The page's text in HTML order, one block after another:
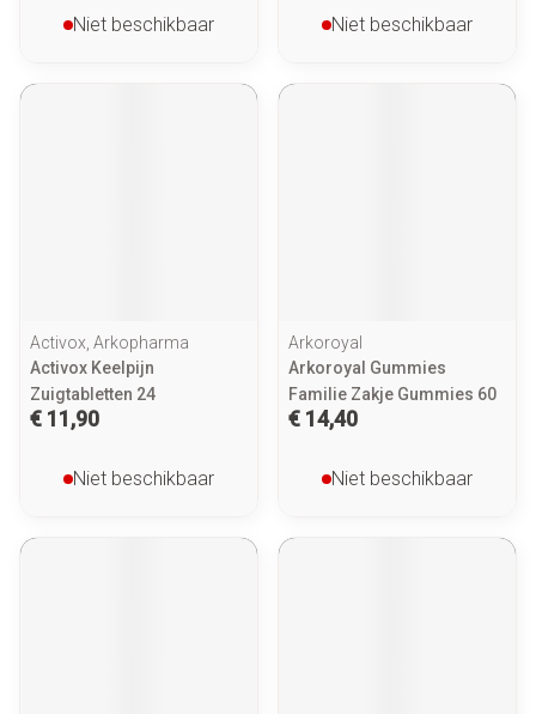
Niet beschikbaar Niet beschikbaar
Activox, Arkopharma
Activox Keelpijn
Zuigtabletten 24
€ 11,90
Niet beschikbaar
Arkoroyal
Arkoroyal Gummies
Familie Zakje Gummies 60
€ 14,40
Niet beschikbaar